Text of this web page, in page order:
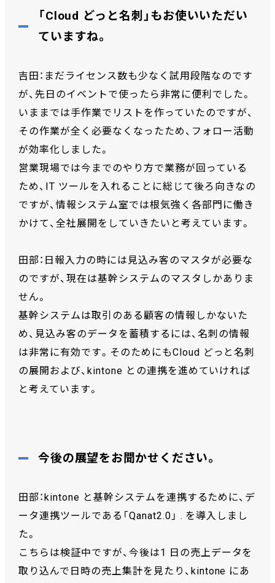
「Cloud どっと名刺」もお使いいただい
ていますね。
吉田：まだライセンス数も少なく試用段階なのです
が、先日のイベントで使ったら非常に便利でした。
いままでは手作業でリストを作っていたのですが、
その作業が全く必要なくなったため、フォロー活動
が効率化しました。
営業現場では今までのやり方で業務が回っている
ため、IT ツールを入れることに総じて後ろ向きなの
ですが、情報システム室では根気強く各部門に働き
かけて、全社展開をしていきたいと考えています。
田部：日報入力の時には見込み客のマスタが必要な
のですが、現在は基幹システムのマスタしかありま
せん。
基幹システムは取引のある顧客の情報しかないた
め、見込み客のデータを蓄積するには、名刺の情報
は非常に有効です。そのためにもCloud どっと名刺
の展開および、kintone との連携を進めていければ
と考えています。
今後の展望をお聞かせください。
田部：kintone と基幹システムを連携するために、デ
ータ連携ツールである「Qanat2.0」 . を導入しまし
た。
こちらは検証中ですが、今後は1 日の売上データを
取り込んで日時の売上集計を見たり、kintone にあ